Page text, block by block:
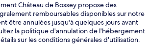
Château de Bossey propose des
remboursables disponibles sur notre
être annulées jusqu'à quelques jours avant
la politique d'annulation de l'hébergement
sur les conditions générales d'utilisation.